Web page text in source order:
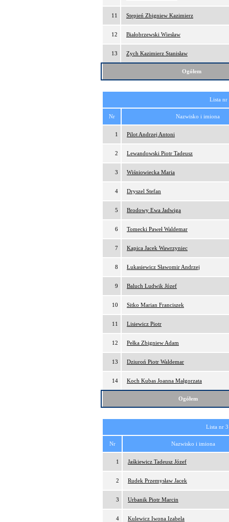
11 Stępień Zbigniew Kazimierz
12 Białobrzewski Wiesław
13 Zych Kazimierz Stanisław
Ogółem
Lista
Nr Nazwisko i imiona
1 Pilot Andrzej Antoni
2 Lewandowski Piotr Tadeusz
3 Wiśniowiecka Maria
4 Dryszel Stefan
5 Brodowy Ewa Jadwiga
6 Tomecki Paweł Waldemar
7 Kapica Jacek Wawrzyniec
8 Łukasiewicz Sławomir Andrzej
9 Baluch Ludwik Józef
10 Sitko Marian Franciszek
11 Lisiewicz Piotr
12 Pełka Zbigniew Adam
13 Dziuroń Piotr Waldemar
14 Koch Kubas Joanna Małgorzata
Ogółem
Lista nr
Nr Nazwisko i imiona
1 Jaśkiewicz Tadeusz Józef
2 Rudek Przemysław Jacek
3 Urbanik Piotr Marcin
4 Kulewicz Iwona Izabela